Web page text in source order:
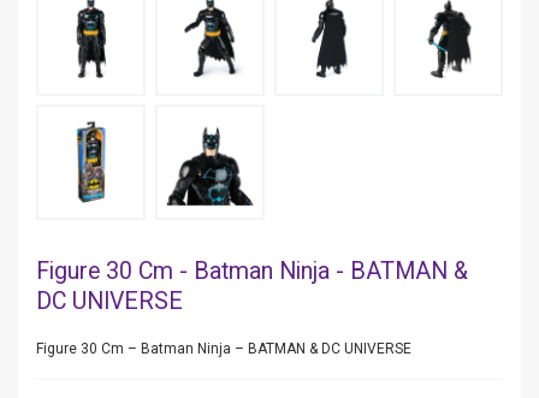
Figure 30 Cm - Batman Ninja - BATMAN &
DC UNIVERSE
Figure 30 Cm – Batman Ninja – BATMAN & DC UNIVERSE